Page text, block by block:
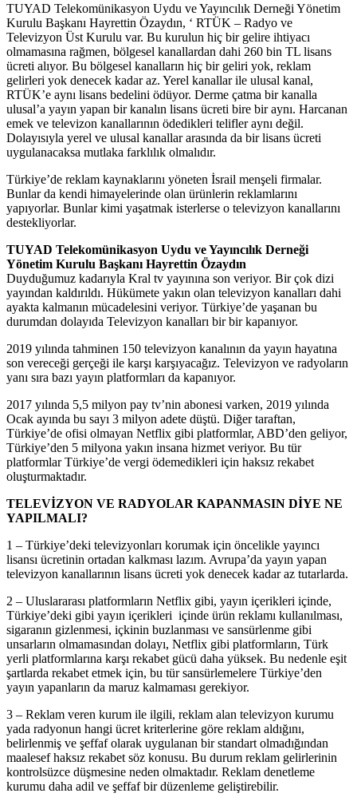
TUYAD Telekomünikasyon Uydu ve Yayıncılık Derneği Yönetim
Kurulu Başkanı Hayrettin Özaydın, ‘ RTÜK – Radyo ve
Televizyon Üst Kurulu var. Bu kurulun hiç bir gelire ihtiyacı
olmamasına rağmen, bölgesel kanallardan dahi 260 bin TL lisans
ücreti alıyor. Bu bölgesel kanalların hiç bir geliri yok, reklam
gelirleri yok denecek kadar az. Yerel kanallar ile ulusal kanal,
RTÜK’e aynı lisans bedelini ödüyor. Derme çatma bir kanalla
ulusal’a yayın yapan bir kanalın lisans ücreti bire bir aynı. Harcanan
emek ve televizon kanallarının ödedikleri telifler aynı değil.
Dolayısıyla yerel ve ulusal kanallar arasında da bir lisans ücreti
uygulanacaksa mutlaka farklılık olmalıdır.
Türkiye’de reklam kaynaklarını yöneten İsrail menşeli firmalar.
Bunlar da kendi himayelerinde olan ürünlerin reklamlarını
yapıyorlar. Bunlar kimi yaşatmak isterlerse o televizyon kanallarını
destekliyorlar.
TUYAD Telekomünikasyon Uydu ve Yayıncılık Derneği
Yönetim Kurulu Başkanı Hayrettin Özaydın
Duyduğumuz kadarıyla Kral tv yayınına son veriyor. Bir çok dizi
yayından kaldırıldı. Hükümete yakın olan televizyon kanalları dahi
ayakta kalmanın mücadelesini veriyor. Türkiye’de yaşanan bu
durumdan dolayıda Televizyon kanalları bir bir kapanıyor.
2019 yılında tahminen 150 televizyon kanalının da yayın hayatına
son vereceği gerçeği ile karşı karşıyacağız. Televizyon ve radyoların
yanı sıra bazı yayın platformları da kapanıyor.
2017 yılında 5,5 milyon pay tv’nin abonesi varken, 2019 yılında
Ocak ayında bu sayı 3 milyon adete düştü. Diğer taraftan,
Türkiye’de ofisi olmayan Netflix gibi platformlar, ABD’den geliyor,
Türkiye’den 5 milyona yakın insana hizmet veriyor. Bu tür
platformlar Türkiye’de vergi ödemedikleri için haksız rekabet
oluşturmaktadır.
TELEVİZYON VE RADYOLAR KAPANMASIN DİYE NE
YAPILMALI?
1 – Türkiye’deki televizyonları korumak için öncelikle yayıncı
lisansı ücretinin ortadan kalkması lazım. Avrupa’da yayın yapan
televizyon kanallarının lisans ücreti yok denecek kadar az tutarlarda.
2 – Uluslararası platformların Netflix gibi, yayın içerikleri içinde,
Türkiye’deki gibi yayın içerikleri içinde ürün reklamı kullanılması,
sigaranın gizlenmesi, içkinin buzlanması ve sansürlenme gibi
unsarların olmamasından dolayı, Netflix gibi platformların, Türk
yerli platformlarına karşı rekabet gücü daha yüksek. Bu nedenle eşit
şartlarda rekabet etmek için, bu tür sansürlemelere Türkiye’den
yayın yapanların da maruz kalmaması gerekiyor.
3 – Reklam veren kurum ile ilgili, reklam alan televizyon kurumu
yada radyonun hangi ücret kriterlerine göre reklam aldığını,
belirlenmiş ve şeffaf olarak uygulanan bir standart olmadığından
maalesef haksız rekabet söz konusu. Bu durum reklam gelirlerinin
kontrolsüzce düşmesine neden olmaktadır. Reklam denetleme
kurumu daha adil ve şeffaf bir düzenleme geliştirebilir.